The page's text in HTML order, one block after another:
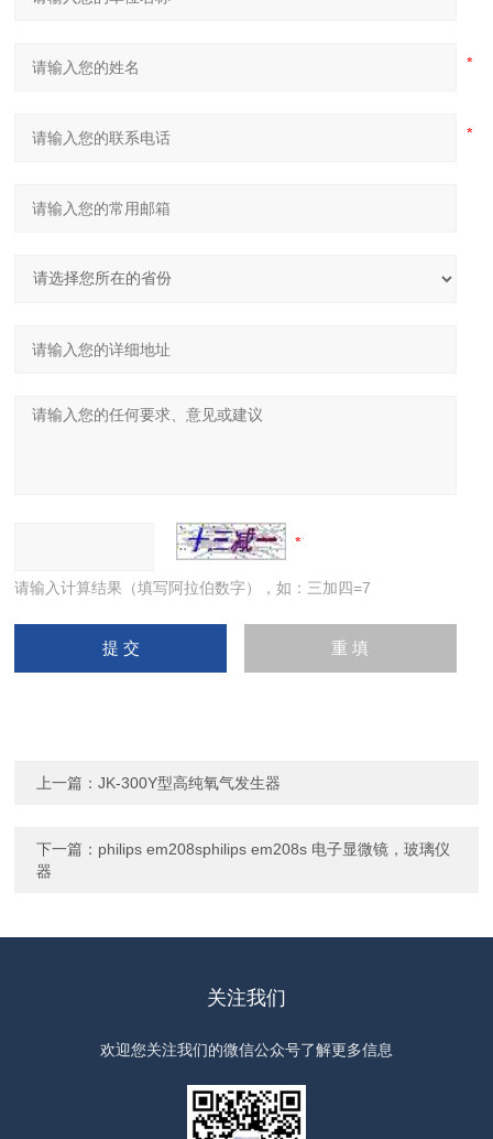
请输入计算结果（填写阿拉伯数字），如：三加四=7
上一篇：JK-300Y型高纯氧气发生器
下一篇： philips em208sphilips em208s 电子显微镜，玻璃仪
器
关注我们
欢迎您关注我们的微信公众号了解更多信息